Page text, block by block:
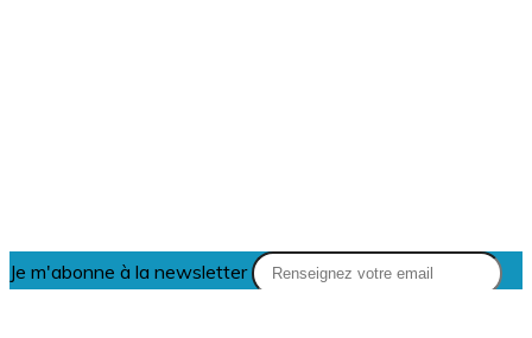
Je m'abonne à la newsletter